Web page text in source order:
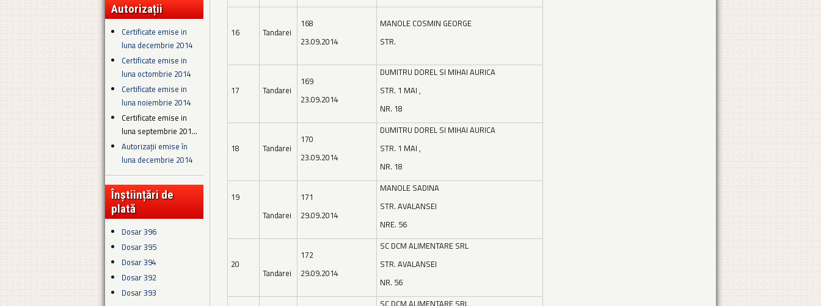
Autorizații
Certificate emise in
luna decembrie 2014
Certificate emise in
luna octombrie 2014
Certificate emise in
luna noiembrie 2014
Certificate emise in
luna septembrie 201...
Autorizații emise în
luna decembrie 2014
Înștiințări de
plată
Dosar 396
Dosar 395
Dosar 394
Dosar 392
Dosar 393
16 Tandarei
168
23.09.2014
MANOLE COSMIN GEORGE
STR.
17 Tandarei
169
23.09.2014
DUMITRU DOREL SI MIHAI AURICA
STR. 1 MAI ,
NR. 18
18 Tandarei
170
23.09.2014
DUMITRU DOREL SI MIHAI AURICA
STR. 1 MAI ,
NR. 18
19
Tandarei
171
29.09.2014
MANOLE SADINA
STR. AVALANSEI
NRE. 56
20
Tandarei
172
29.09.2014
SC DCM ALIMENTARE SRL
STR. AVALANSEI
NR. 56